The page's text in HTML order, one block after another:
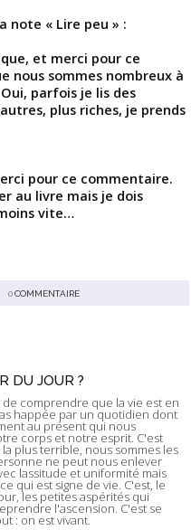
note « Lire peu » :
et merci pour ce
nous sommes nombreux à
parfois je lis des
plus riches, je prends
pour ce commentaire.
au livre mais je dois
vite…
0COMMENTAIRE
DU JOUR ?
comprendre que la vie est en
happée par un quotidien dont
au présent qui nous
corps et notre esprit. C'est
plus terrible, nous sommes les
ne peut nous enlever
lassitude et uniformité mais
qui est signe de vie. C'est, le
les petites aspérités qui
l'ascension. C'est se
: on est vivant.